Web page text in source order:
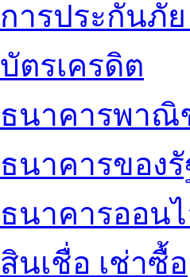
การประกันภั
บัตรเครดิต
ธนาคารพาณิ
ธนาคารของรั
ธนาคารออน
สินเชื่อ เช่าซื้อ